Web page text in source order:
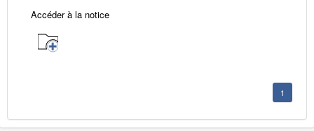
Accéder à la notice
1